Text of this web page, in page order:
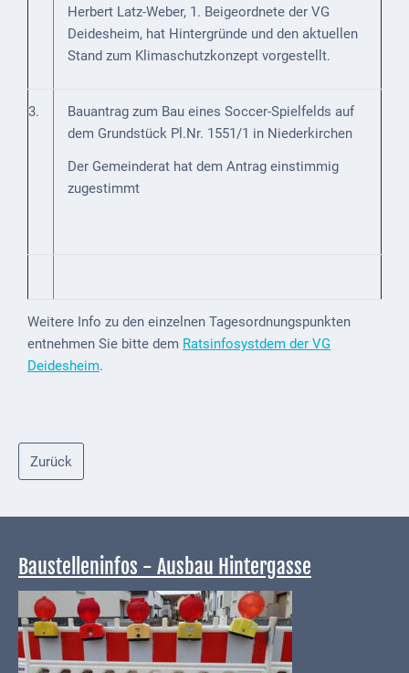
Katastrophenschutz
Notfallnummern
Suche
Niederkirchen
Social
Media
Bau
Schwesternhaus
Deidesheim
Akten
Geplante
Regionalbahn
1907
Teilung
Gemarkungen
Herbert Latz-Weber, 1. Beigeordnete der VG
Deidesheim, hat Hintergründe und den aktuellen
Stand zum Klimaschutzkonzept vorgestellt.
3.
Bauantrag zum Bau eines Soccer-Spielfelds auf
dem Grundstück Pl.Nr. 1551/1 in Niederkirchen
Der Gemeinderat hat dem Antrag einstimmig
zugestimmt
Weitere Info zu den einzelnen Tagesordnungspunkten
entnehmen Sie bitte dem Ratsinfosystdem der VG
Deidesheim.
Zurück
Baustelleninfos - Ausbau Hintergasse